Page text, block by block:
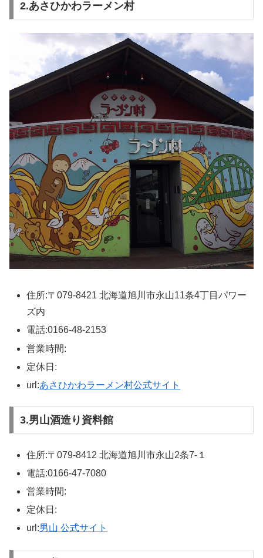
2.あさひかわラーメン村
住所:〒079-8421 北海道旭川市永山11条4丁目パワー
ズ内
電話:0166-48-2153
営業時間:
定休日:
url:あさひかわラーメン村公式サイト
3.男山酒造り資料館
住所:〒079-8412 北海道旭川市永山2条7-１
電話:0166-47-7080
営業時間:
定休日:
url:男山 公式サイト